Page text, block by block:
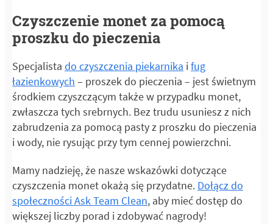
Czyszczenie monet za pomocą
proszku do pieczenia
Specjalista do czyszczenia piekarnika i fug
łazienkowych – proszek do pieczenia – jest świetnym
środkiem czyszczącym także w przypadku monet,
zwłaszcza tych srebrnych. Bez trudu usuniesz z nich
zabrudzenia za pomocą pasty z proszku do pieczenia
i wody, nie rysując przy tym cennej powierzchni.
Mamy nadzieję, że nasze wskazówki dotyczące
czyszczenia monet okażą się przydatne. Dołącz do
społeczności Ask Team Clean, aby mieć dostęp do
większej liczby porad i zdobywać nagrody!